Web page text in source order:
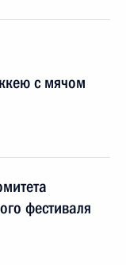
с мячом
фестиваля